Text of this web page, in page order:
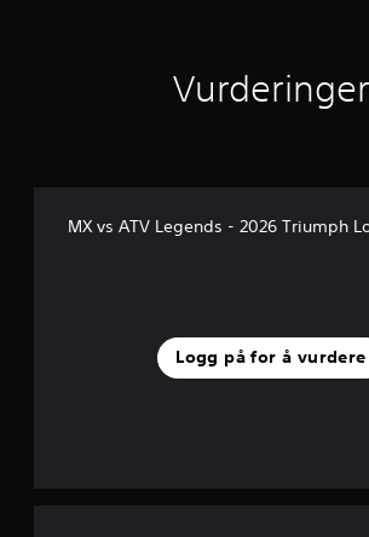
Vurderinger
MX vs ATV Legends - 2026 Triumph
Logg på for å vurdere